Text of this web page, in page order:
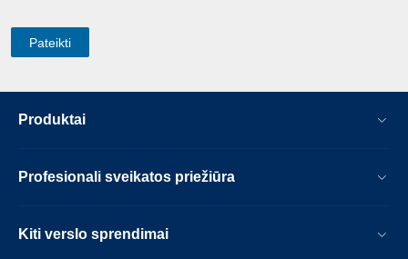
Produktai
Profesionali sveikatos priežiūra
Kiti verslo sprendimai